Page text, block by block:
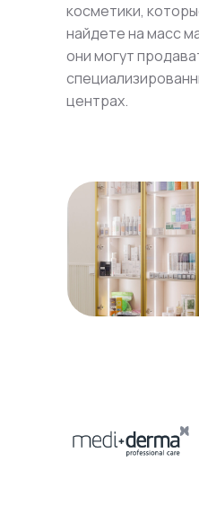
косметики,
найдете на масс
они могут
центрах.